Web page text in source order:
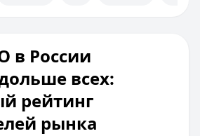
в России
всех:
рейтинг
рынка